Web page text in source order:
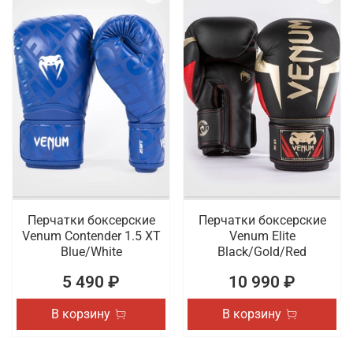
Перчатки боксерские
Venum Contender 1.5 XT
Blue/White
5 490 ₽
В корзину
Перчатки боксерские
Venum Elite
Black/Gold/Red
10 990 ₽
В корзину